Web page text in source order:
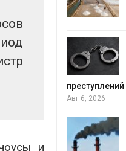
и
воду
в
преступлений
Авг 6, 2026